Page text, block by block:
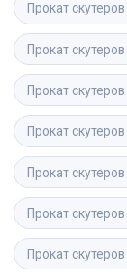
Прокат скутеров
Прокат скутеров
Прокат скутеров
Прокат скутеров
Прокат скутеров
Прокат скутеров
Прокат скутеров